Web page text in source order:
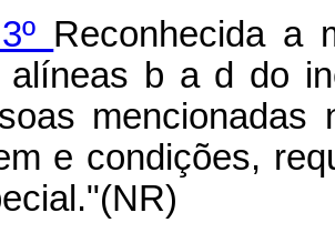
Reconhecida a
alíneas b a d do
e condições,